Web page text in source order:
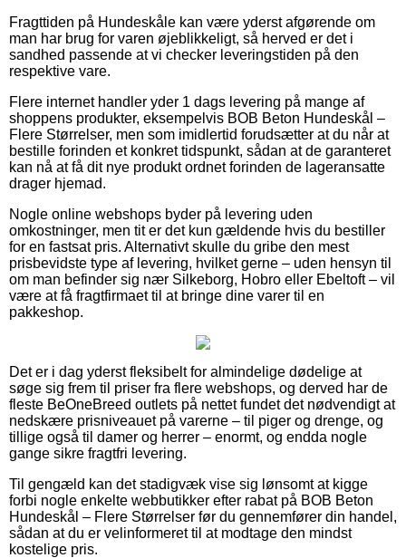
Fragttiden på Hundeskåle kan være yderst afgørende om
man har brug for varen øjeblikkeligt, så herved er det i
sandhed passende at vi checker leveringstiden på den
respektive vare.
Flere internet handler yder 1 dags levering på mange af
shoppens produkter, eksempelvis BOB Beton Hundeskål –
Flere Størrelser, men som imidlertid forudsætter at du når at
bestille forinden et konkret tidspunkt, sådan at de garanteret
kan nå at få dit nye produkt ordnet forinden de lageransatte
drager hjemad.
Nogle online webshops byder på levering uden
omkostninger, men tit er det kun gældende hvis du bestiller
for en fastsat pris. Alternativt skulle du gribe den mest
prisbevidste type af levering, hvilket gerne – uden hensyn til
om man befinder sig nær Silkeborg, Hobro eller Ebeltoft – vil
være at få fragtfirmaet til at bringe dine varer til en
pakkeshop.
Det er i dag yderst fleksibelt for almindelige dødelige at
søge sig frem til priser fra flere webshops, og derved har de
fleste BeOneBreed outlets på nettet fundet det nødvendigt at
nedskære prisniveauet på varerne – til piger og drenge, og
tillige også til damer og herrer – enormt, og endda nogle
gange sikre fragtfri levering.
Til gengæld kan det stadigvæk vise sig lønsomt at kigge
forbi nogle enkelte webbutikker efter rabat på BOB Beton
Hundeskål – Flere Størrelser før du gennemfører din handel,
sådan at du er velinformeret til at modtage den mindst
kostelige pris.